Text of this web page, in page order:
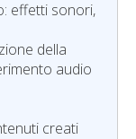
effetti sonori,
della
audio
creati